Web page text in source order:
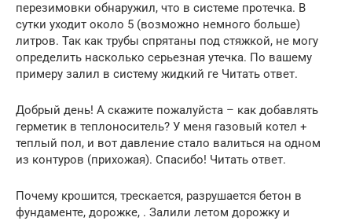
перезимовки обнаружил, что в системе протечка. В
сутки уходит около 5 (возможно немного больше)
литров. Так как трубы спрятаны под стяжкой, не могу
определить насколько серьезная утечка. По вашему
примеру залил в систему жидкий ге Читать ответ.
Добрый день! А скажите пожалуйста – как добавлять
герметик в теплоноситель? У меня газовый котел +
теплый пол, и вот давление стало валиться на одном
из контуров (прихожая). Спасибо! Читать ответ.
Почему крошится, трескается, разрушается бетон в
фундаменте, дорожке, . Залили летом дорожку и